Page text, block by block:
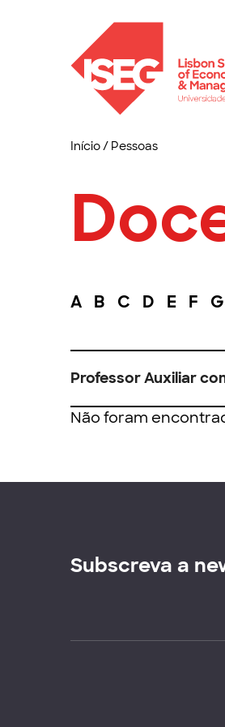
Início/ Pessoas
A B C D E F G
Professor Auxiliar
Não foram
Subscreva a